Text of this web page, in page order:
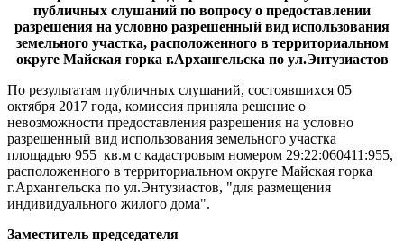
публичных слушаний по вопросу о предоставлении
разрешения на условно разрешенный вид использования
земельного участка, расположенного в территориальном
округе Майская горка г.Архангельска по ул.Энтузиастов
По результатам публичных слушаний, состоявшихся 05
октября 2017 года, комиссия приняла решение о
невозможности предоставления разрешения на условно
разрешенный вид использования земельного участка
площадью 955 кв.м с кадастровым номером 29:22:060411:955,
расположенного в территориальном округе Майская горка
г.Архангельска по ул.Энтузиастов, "для размещения
индивидуального жилого дома".
Заместитель председателя